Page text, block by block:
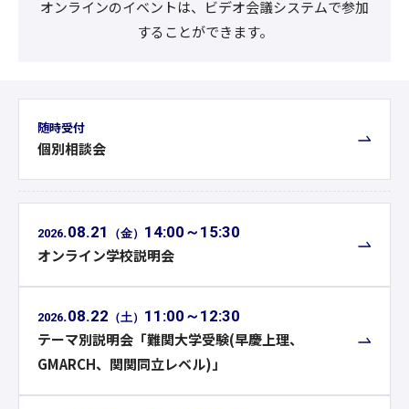
オンラインのイベントは、ビデオ会議システムで参加
することができます。
随時受付
個別相談会
2026.08.21 （金） 14:00～15:30
オンライン学校説明会
2026.08.22 （土） 11:00～12:30
テーマ別説明会「難関大学受験(早慶上理、
GMARCH、関関同立レベル)」